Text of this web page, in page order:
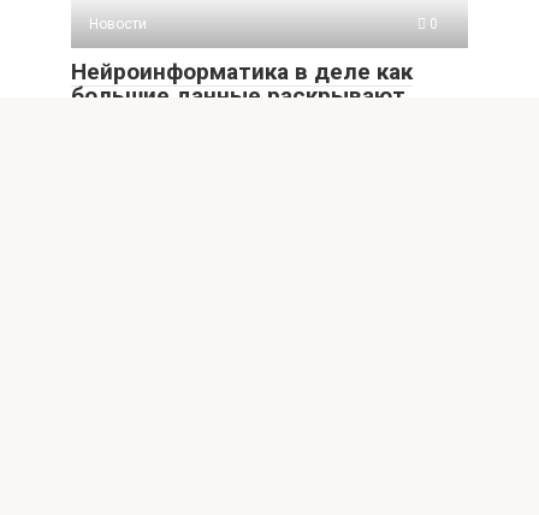
Новости
0
Нейроинформатика в деле как
большие данные раскрывают